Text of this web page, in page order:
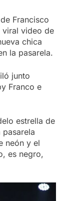
Francisco
viral video de
chica
la pasarela.
junto
Franco e
estrella de
neón y el
es negro,